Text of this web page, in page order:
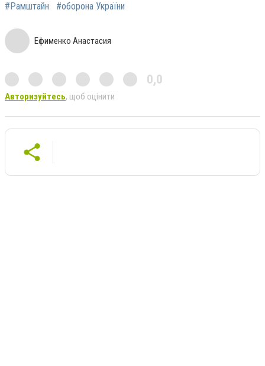
#Рамштайн
#оборона України
Ефименко Анастасия
0,0
Авторизуйтесь, щоб оцінити